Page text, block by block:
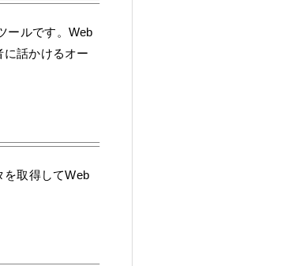
ールです。Web
話かけるオー
を取得してWeb